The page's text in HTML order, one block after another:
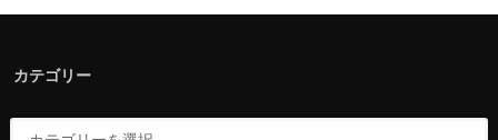
カテゴリー